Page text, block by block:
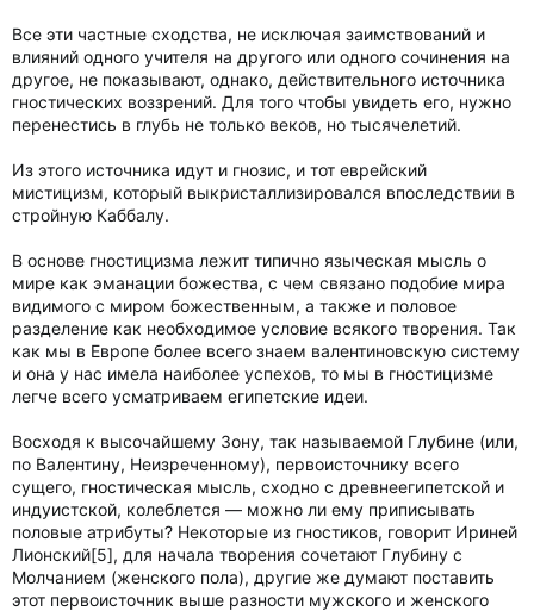
Все эти частные сходства, не исключая заимствований и
влияний одного учителя на другого или одного сочинения на
другое, не показывают, однако, действительного источника
гностических воззрений. Для того чтобы увидеть его, нужно
перенестись в глубь не только веков, но тысячелетий.
Из этого источника идут и гнозис, и тот еврейский
мистицизм, который выкристаллизировался впоследствии в
стройную Каббалу.
В основе гностицизма лежит типично языческая мысль о
мире как эманации божества, с чем связано подобие мира
видимого с миром божественным, а также и половое
разделение как необходимое условие всякого творения. Так
как мы в Европе более всего знаем валентиновскую систему
и она у нас имела наиболее успехов, то мы в гностицизме
легче всего усматриваем египетские идеи.
Восходя к высочайшему Зону, так называемой Глубине (или,
по Валентину, Неизреченному), первоисточнику всего
сущего, гностическая мысль, сходно с древнеегипетской и
индуистской, колеблется — можно ли ему приписывать
половые атрибуты? Некоторые из гностиков, говорит Ириней
Лионский[5], для начала творения сочетают Глубину с
Молчанием (женского пола), другие же думают поставить
этот первоисточник выше разности мужского и женского